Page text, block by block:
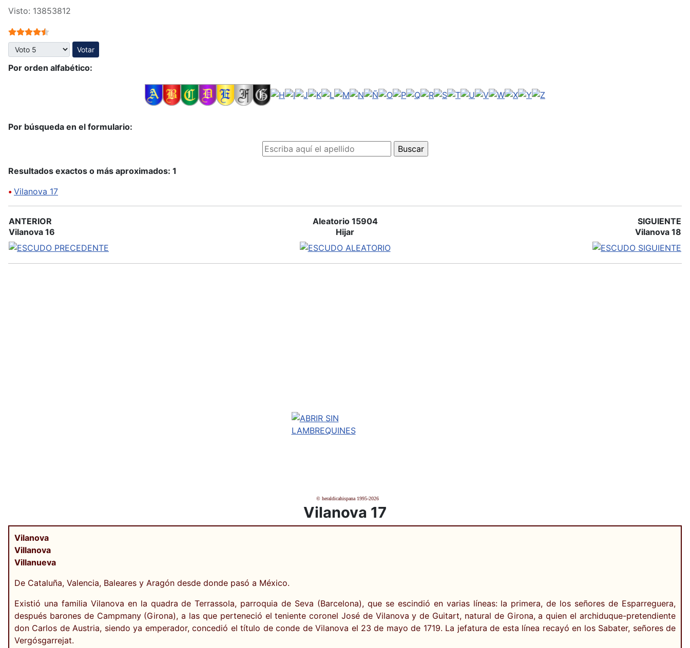
Visto: 13853812
Ratio:4.5/
Por favor, vote
Por orden alfabético:
Por búsqueda en el formulario:
Resultados exactos o más aproximados: 1
• Vilanova 17
ANTERIOR
Vilanova 16
Aleatorio 15904
Hijar
SIGUIENTE
Vilanova 18
© heraldicahispana 1995-2026
Vilanova 17
Vilanova
Villanova
Villanueva
De Cataluña, Valencia, Baleares y Aragón desde donde pasó a México.
Existió una familia Vilanova en la quadra de Terrassola, parroquia de Seva (Barcelona), que se escindió en varias líneas: la primera, de los señores de Esparreguera,
después barones de Campmany (Girona), a las que perteneció el teniente coronel José de Vilanova y de Guitart, natural de Girona, a quien el archiduque-pretendiente
don Carlos de Austria, siendo ya emperador, concedió el título de conde de Vilanova el 23 de mayo de 1719. La jefatura de esta línea recayó en los Sabater, señores de
Vergósgarrejat.